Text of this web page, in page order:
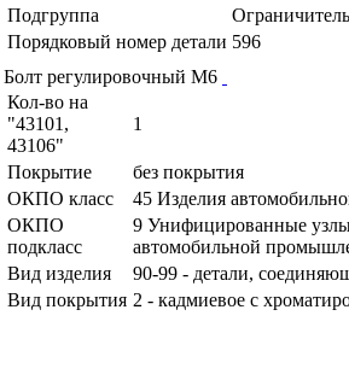
Подгруппа
Порядковый номер детали 596
Болт регулировочный М6
Кол-во на
"43101,
43106"
1
Покрытие
без покрытия
ОКПО класс
45 Изделия
ОКПО
подкласс
9 Унифицированные
автомобильной
Вид изделия
90-99 - детали,
Вид покрытия 2 - кадмиевое с